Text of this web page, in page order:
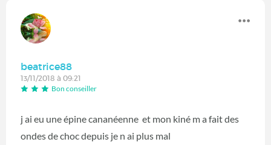
beatrice88
13/11/2018 à 09:21
Bon conseiller
j ai eu une épine cananéenne et mon kiné m a fait des
ondes de choc depuis je n ai plus mal